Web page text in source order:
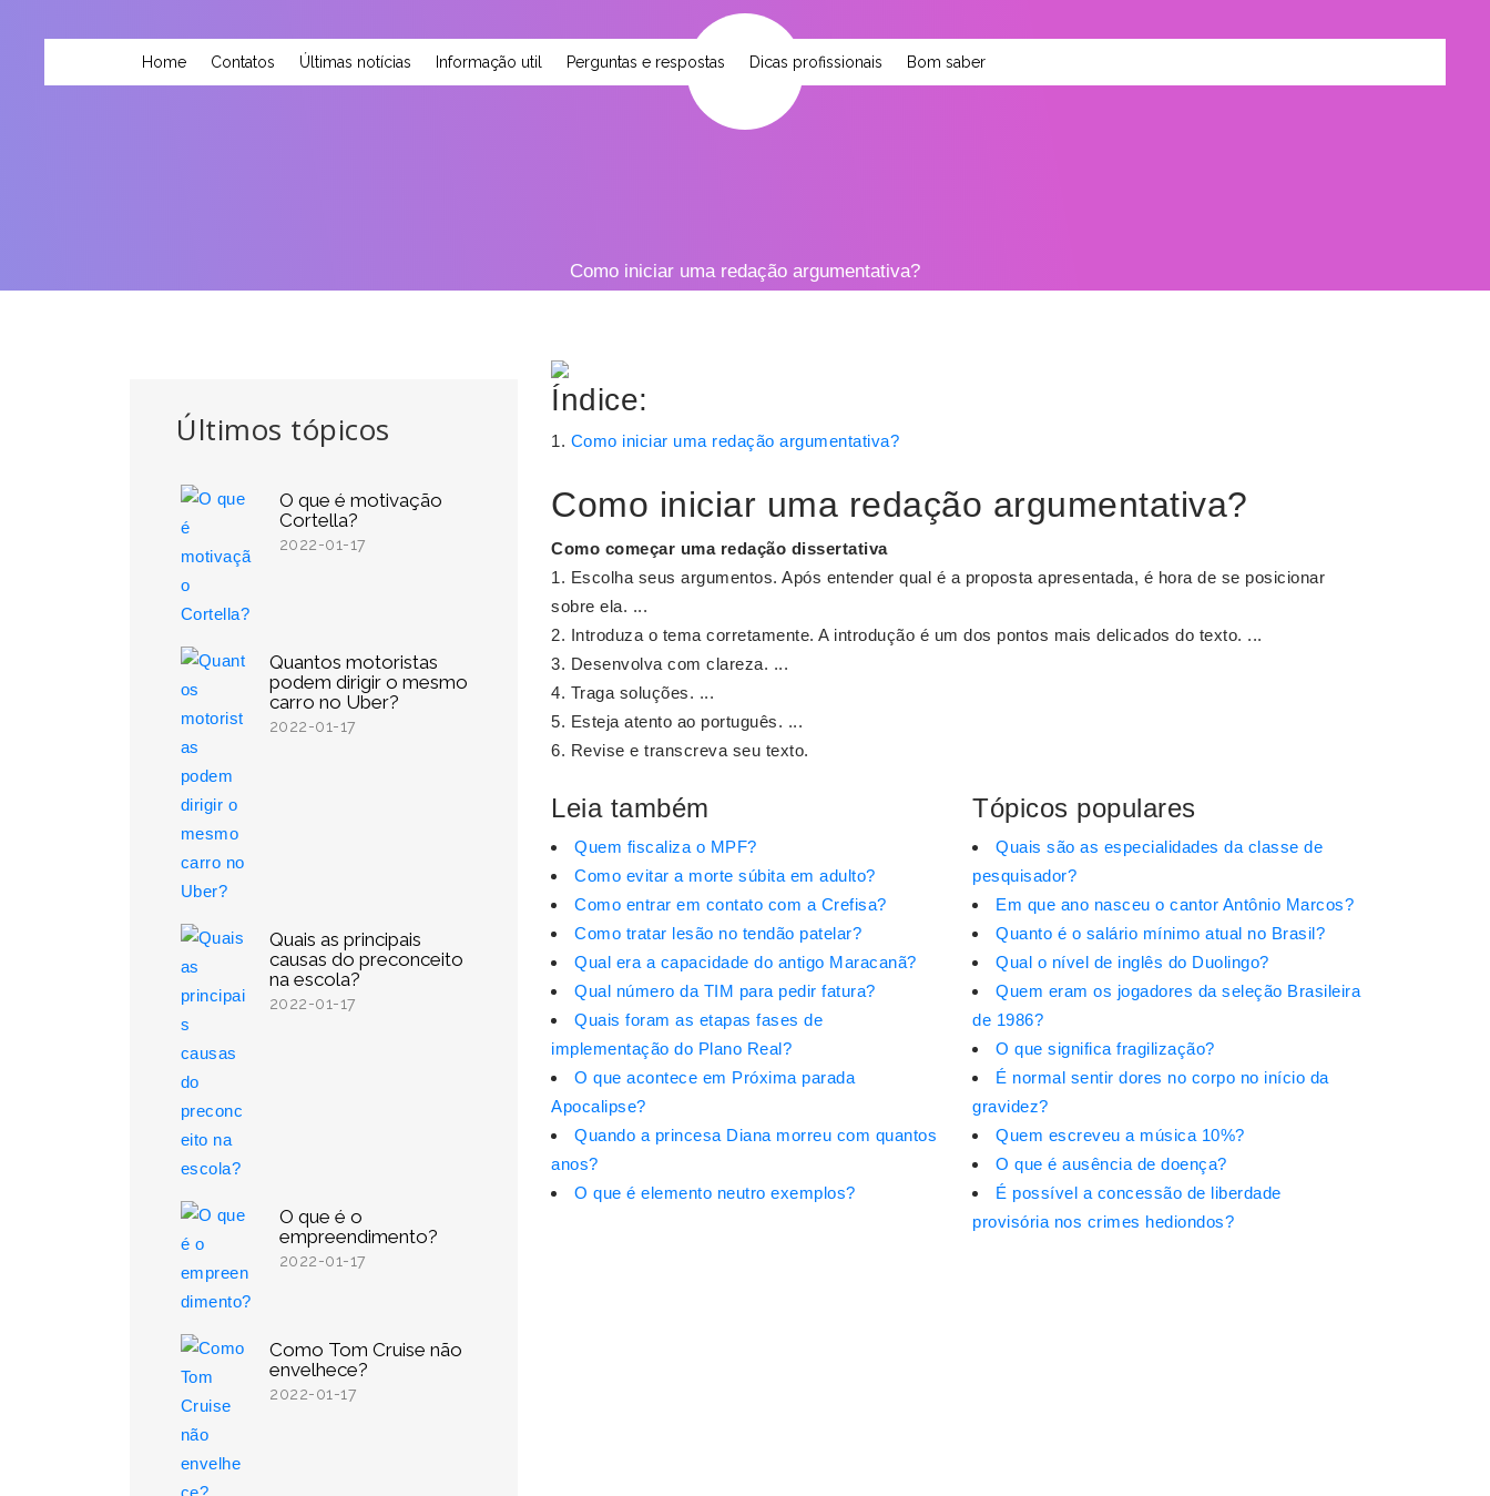
Home Contatos Últimas notícias Informação util Perguntas e respostas Dicas profissionais Bom saber
Como iniciar uma redação argumentativa?
Últimos tópicos
O que é motivação
Cortella?
2022-01-17
Quantos motoristas
podem dirigir o mesmo
carro no Uber?
2022-01-17
Quais as principais
causas do preconceito
na escola?
2022-01-17
O que é o
empreendimento?
2022-01-17
Como Tom Cruise não
envelhece?
2022-01-17
Índice:
Como iniciar uma redação argumentativa?
Como iniciar uma redação argumentativa?
Como começar uma redação dissertativa
Escolha seus argumentos. Após entender qual é a proposta apresentada, é hora de se posicionar
sobre ela. ...
Introduza o tema corretamente. A introdução é um dos pontos mais delicados do texto. ...
Desenvolva com clareza. ...
Traga soluções. ...
Esteja atento ao português. ...
Revise e transcreva seu texto.
Leia também
Quem fiscaliza o MPF?
Como evitar a morte súbita em adulto?
Como entrar em contato com a Crefisa?
Como tratar lesão no tendão patelar?
Qual era a capacidade do antigo Maracanã?
Qual número da TIM para pedir fatura?
Quais foram as etapas fases de
implementação do Plano Real?
O que acontece em Próxima parada
Apocalipse?
Quando a princesa Diana morreu com quantos
anos?
O que é elemento neutro exemplos?
Tópicos populares
Quais são as especialidades da classe de
pesquisador?
Em que ano nasceu o cantor Antônio Marcos?
Quanto é o salário mínimo atual no Brasil?
Qual o nível de inglês do Duolingo?
Quem eram os jogadores da seleção Brasileira
de 1986?
O que significa fragilização?
É normal sentir dores no corpo no início da
gravidez?
Quem escreveu a música 10%?
O que é ausência de doença?
É possível a concessão de liberdade
provisória nos crimes hediondos?